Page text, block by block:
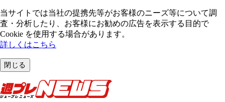
当サイトでは当社の提携先等がお客様のニーズ等について調
査・分析したり、お客様にお勧めの広告を表⽰する⽬的で
Cookie を使⽤する場合があります。
詳しくはこちら
閉じる